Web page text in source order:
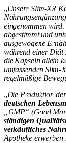
„Unsere Slim-XR
eingenommen
abgestimmt und
ausgewogene
während einer Diät
die Kapseln allein
umfassenden Slim-
regelmäßige
„Die Produktion
deutschen
„GMP“ (Good
ständigen
verkäufliches
Apotheke erwerben